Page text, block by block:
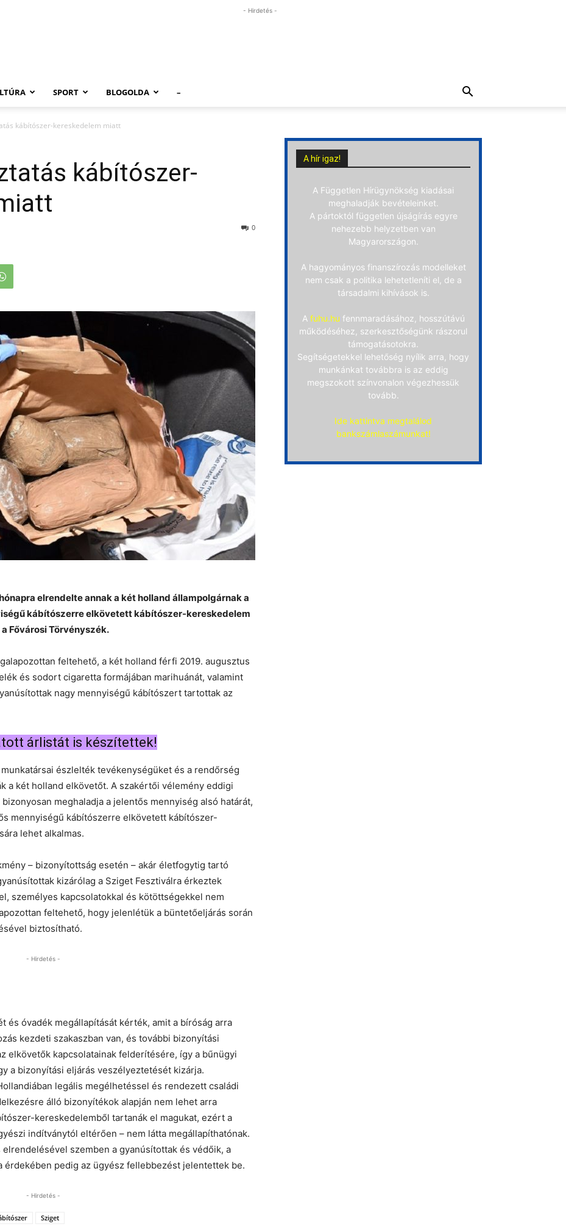
- Hirdetés -
SPORT BLOGOLDA –
kábítószer-kereskedelem miatt
kábítószer-
0
elrendelte annak a két holland állampolgárnak a
kábítószerre elkövetett kábítószer-kereskedelem
Fővárosi Törvényszék.
feltehető, a két holland férfi 2019. augusztus
és sodort cigaretta formájában marihuánát, valamint
nagy mennyiségű kábítószert tartottak az
árlistát is készítettek!
észlelték tevékenységüket és a rendőrség
a két holland elkövetőt. A szakértői vélemény eddigi
meghaladja a jelentős mennyiség alsó határát,
mennyiségű kábítószerre elkövetett kábítószer-
lehet alkalmas.
– bizonyítottság esetén – akár életfogytig tartó
kizárólag a Sziget Fesztiválra érkeztek
személyes kapcsolatokkal és kötöttségekkel nem
feltehető, hogy jelenlétük a büntetőeljárás során
biztosítható.
- Hirdetés -
és óvadék megállapítását kérték, amit a bíróság arra
kezdeti szakaszban van, és további bizonyítási
elkövetők kapcsolatainak felderítésére, így a bűnügyi
a bizonyítási eljárás veszélyeztetését kizárja.
legális megélhetéssel és rendezett családi
álló bizonyítékok alapján nem lehet arra
kereskedelemből tartanák el magukat, ezért a
indítványtól eltérően – nem látta megállapíthatónak.
szemben a gyanúsítottak és védőik, a
érdekében pedig az ügyész fellebbezést jelentettek be.
- Hirdetés -
Sziget
A hír igaz!
A Független Hírügynökség kiadásai
meghaladják bevételeinket.
A pártoktól független újságírás egyre
nehezebb helyzetben van
Magyarországon.
A hagyományos finanszírozás modelleket
nem csak a politika lehetetleníti el, de a
társadalmi kihívások is.
A fuhu.hu fennmaradásához, hosszútávú
működéséhez, szerkesztőségünk rászorul
támogatásotokra.
Segítségetekkel lehetőség nyílik arra, hogy
munkánkat továbbra is az eddig
megszokott színvonalon végezhessük
tovább.
Ide kattintva megtalálod
bankszámlaszámunkat!